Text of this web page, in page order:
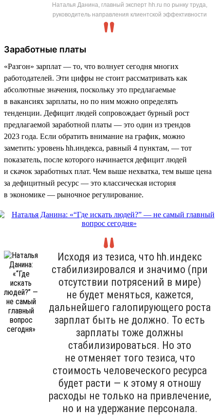
Наталья Данина, главный эксперт hh.ru по рынку труда,
руководитель направления клиентской эффективности
Заработные платы
«Разгон» зарплат — то, что волнует сегодня многих
работодателей. Эти цифры не стоит рассматривать как
абсолютные значения, поскольку это предлагаемые
в вакансиях зарплаты, но по ним можно определять
тенденции. Дефицит людей сопровождает бурный рост
предлагаемой заработной платы — это один из трендов
2023 года. Если обратить внимание на график, можно
заметить: уровень hh.индекса, равный 4 пунктам, — тот
показатель, после которого начинается дефицит людей
и скачок заработных плат. Чем выше нехватка, тем выше цена
за дефицитный ресурс — это классическая история
в экономике — рыночное регулирование.
Исходя из тезиса, что hh.индекс
стабилизировался и значимо (при
отсутствии потрясений в мире)
не будет меняться, кажется,
дальнейшего галопирующего роста
зарплат быть не должно. То есть
зарплаты тоже должны
стабилизироваться. Но это
не отменяет того тезиса, что
стоимость человеческого ресурса
будет расти — к этому я отношу
расходы не только на привлечение,
но и на удержание персонала.